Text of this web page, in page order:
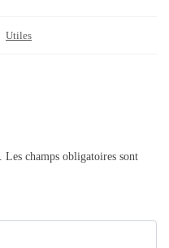
Utiles
Les champs obligatoires sont